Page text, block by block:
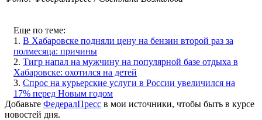
Еще по теме:
1. В Хабаровске подняли цену на бензин второй раз за
полмесяца: причины
2. Тигр напал на мужчину на популярной базе отдыха в
Хабаровске: охотился на детей
3. Спрос на курьерские услуги в России увеличился на
17% перед Новым годом
Добавьте ФедералПресс в мои источники, чтобы быть в курсе
новостей дня.